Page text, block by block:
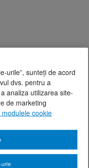
urile”, sunteți de acord
dvs. pentru a
analiza utilizarea site-
de marketing
cookie
urile